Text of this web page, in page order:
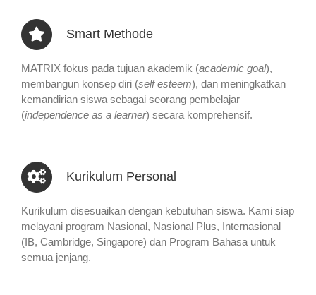
Smart Methode
MATRIX fokus pada tujuan akademik (academic goal),
membangun konsep diri (self esteem), dan meningkatkan
kemandirian siswa sebagai seorang pembelajar
(independence as a learner) secara komprehensif.
Kurikulum Personal
Kurikulum disesuaikan dengan kebutuhan siswa. Kami siap
melayani program Nasional, Nasional Plus, Internasional
(IB, Cambridge, Singapore) dan Program Bahasa untuk
semua jenjang.